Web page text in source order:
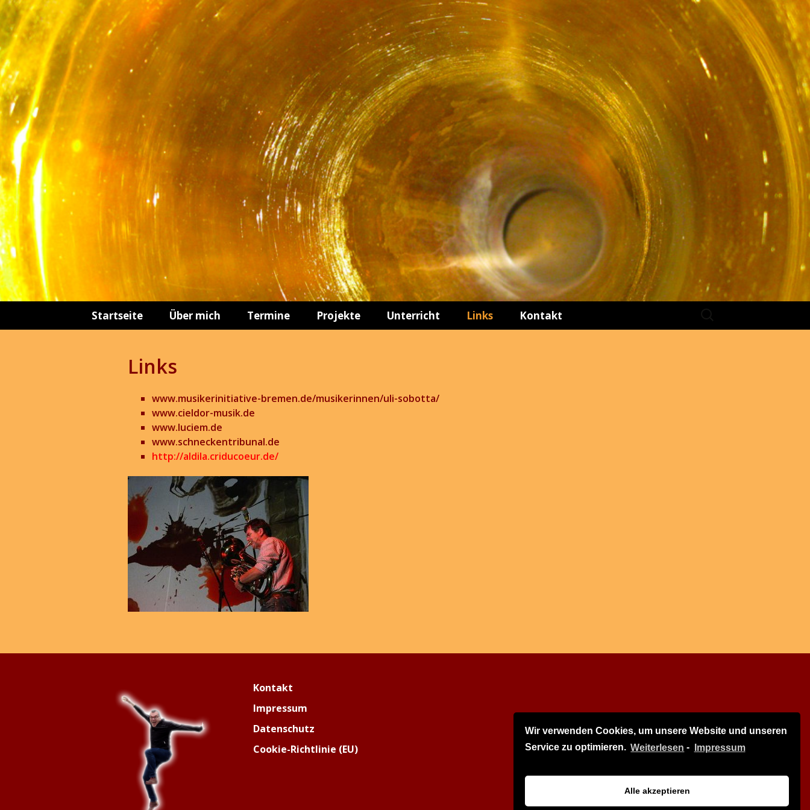
Wir verwenden Cookies, um unsere Website und unseren
Service zu optimieren. Weiterlesen - Impressum
Alle akzeptieren
Uli Sobotta
Musiker und Musikpädagoge
Springe
zum
Startseite Über mich Termine Projekte
Performances
Unterricht Links Kontakt
Links
www.musikerinitiative-bremen.de/musikerinnen/uli-sobotta/
www.cieldor-musik.de
www.luciem.de
www.schneckentribunal.de
http://aldila.criducoeur.de/
Kontakt
Impressum
Datenschutz
Cookie-Richtlinie (EU)